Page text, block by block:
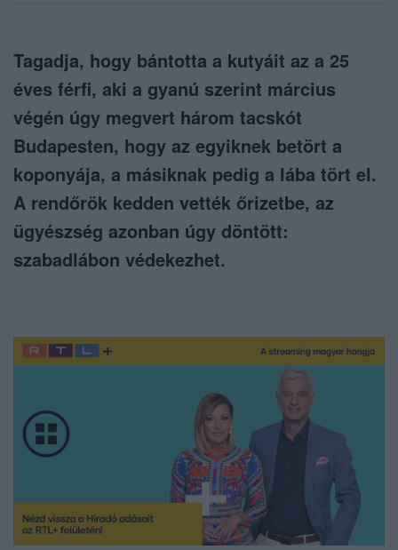
Tagadja, hogy bántotta a kutyáit az a 25
éves férfi, aki a gyanú szerint március
végén úgy megvert három tacskót
Budapesten, hogy az egyiknek betört a
koponyája, a másiknak pedig a lába tört el.
A rendőrök kedden vették őrizetbe, az
ügyészség azonban úgy döntött:
szabadlábon védekezhet.